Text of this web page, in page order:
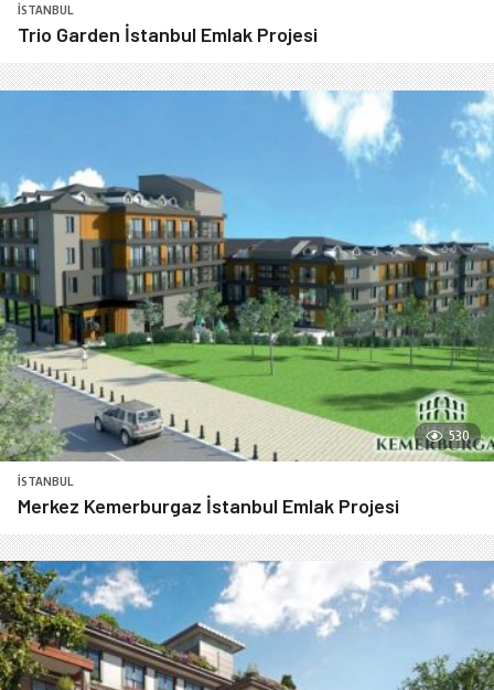
İSTANBUL
Trio Garden İstanbul Emlak Projesi
530
İSTANBUL
Merkez Kemerburgaz İstanbul Emlak Projesi